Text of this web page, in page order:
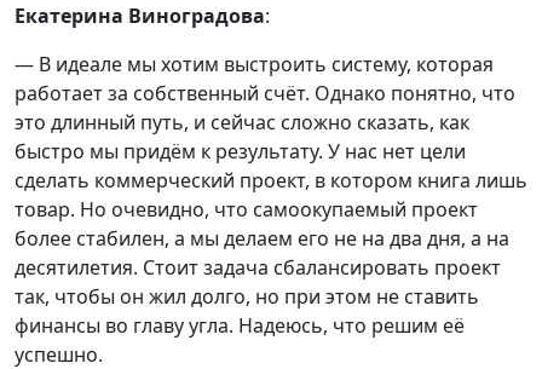
Екатерина Виноградова:
— В идеале мы хотим выстроить систему, которая
работает за собственный счёт. Однако понятно, что
это длинный путь, и сейчас сложно сказать, как
быстро мы придём к результату. У нас нет цели
сделать коммерческий проект, в котором книга лишь
товар. Но очевидно, что самоокупаемый проект
более стабилен, а мы делаем его не на два дня, а на
десятилетия. Стоит задача сбалансировать проект
так, чтобы он жил долго, но при этом не ставить
финансы во главу угла. Надеюсь, что решим её
успешно.